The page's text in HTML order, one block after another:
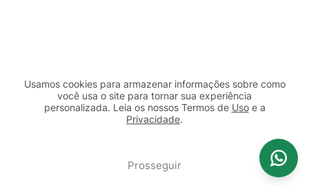
Usamos cookies para armazenar informações sobre como
você usa o site para tornar sua experiência
personalizada. Leia os nossos Termos de Usoe a
Privacidade.
Prosseguir